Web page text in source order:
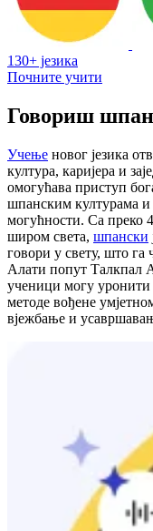
130+ језика
Почните учити
Говориш
Учење новог језика
култура, каријера и
омогућава приступ
шпанским културама
могућности. Са преко
широм света, шпански
говори у свету, што га
Алати попут Талкпал
ученици могу
методе вођене
вјежбање и